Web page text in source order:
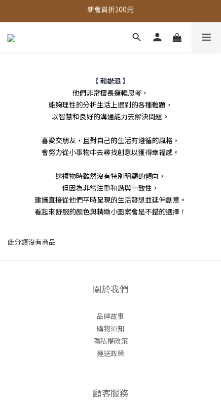
全館，滿888超取免運｜滿1500宅配免運
新會員折100元
【 和諧派 】
他們非常擅長邏輯思考，
能夠理性的分析生活上遇到的各種難題，
以智慧和良好的溝通能力去解決問題。
喜愛交朋友，且對自己的生活有遵循的風格，
會努力從小事物中去尋找創意以獲得幸福感。
送禮物時雖然沒有特別明顯的傾向，
但因為非常注重和諧與一致性，
建議直接從他們平時呈現的生活發想並延伸創意。
看起來舒服的顏色與精緻小圖案會是不錯的選擇！
此分類沒有商品
關於我們
品牌故事
購物須知
隱私權政策
運送政策
顧客服務